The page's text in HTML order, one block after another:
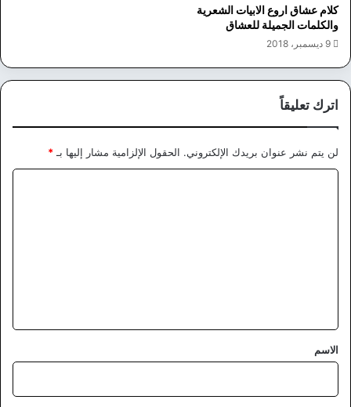
كلام عشاق اروع الابيات الشعرية
والكلمات الجميلة للعشاق
9 ديسمبر، 2018
اترك تعليقاً
لن يتم نشر عنوان بريدك الإلكتروني. الحقول الإلزامية مشار إليها بـ*
*
الاسم